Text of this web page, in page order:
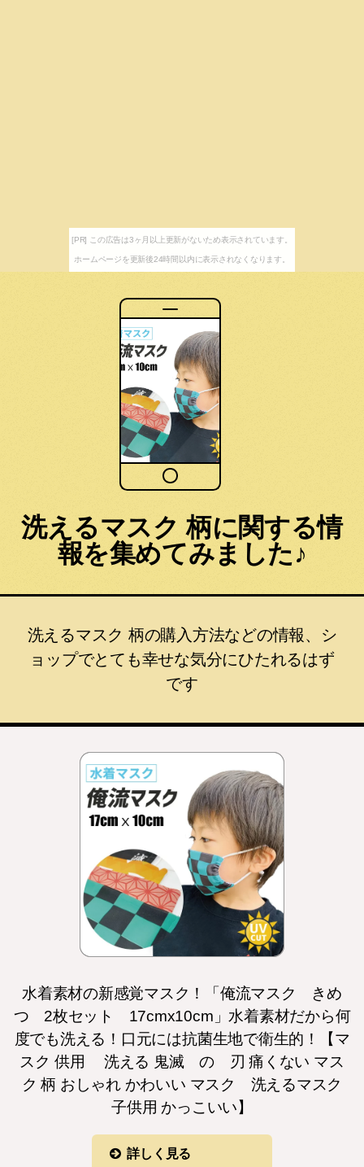
[PR] この広告は3ヶ月以上更新がないため表示されています。
ホームページを更新後24時間以内に表示されなくなります。
洗えるマスク 柄に関する情
報を集めてみました♪
洗えるマスク 柄の購入方法などの情報、シ
ョップでとても幸せな気分にひたれるはず
です
水着素材の新感覚マスク！「俺流マスク きめ
つ 2枚セット 17cmx10cm」水着素材だから何
度でも洗える！口元には抗菌生地で衛生的！【マ
スク 供用 洗える 鬼滅 の 刃 痛くない マス
ク 柄 おしゃれ かわいい マスク 洗えるマスク
子供用 かっこいい】
詳しく見る